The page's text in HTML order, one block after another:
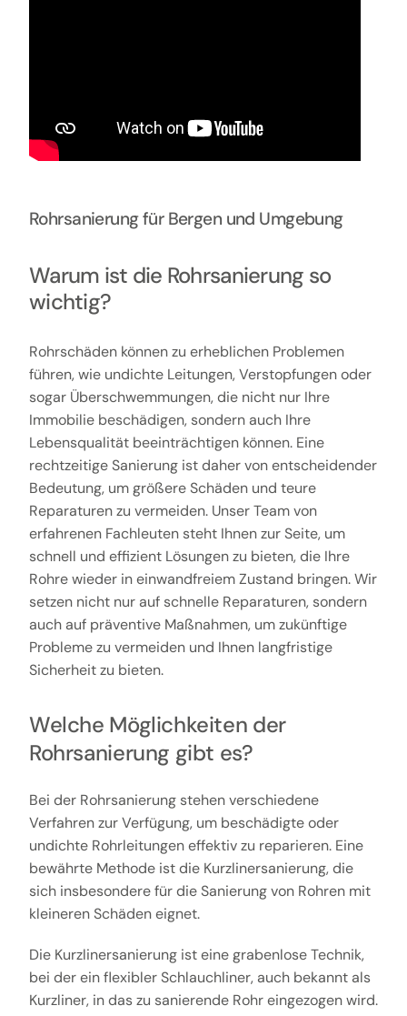
Rohrsanierung für Bergen und Umgebung
Warum ist die Rohrsanierung so
wichtig?
Rohrschäden können zu erheblichen Problemen
führen, wie undichte Leitungen, Verstopfungen oder
sogar Überschwemmungen, die nicht nur Ihre
Immobilie beschädigen, sondern auch Ihre
Lebensqualität beeinträchtigen können. Eine
rechtzeitige Sanierung ist daher von entscheidender
Bedeutung, um größere Schäden und teure
Reparaturen zu vermeiden. Unser Team von
erfahrenen Fachleuten steht Ihnen zur Seite, um
schnell und effizient Lösungen zu bieten, die Ihre
Rohre wieder in einwandfreiem Zustand bringen. Wir
setzen nicht nur auf schnelle Reparaturen, sondern
auch auf präventive Maßnahmen, um zukünftige
Probleme zu vermeiden und Ihnen langfristige
Sicherheit zu bieten.
Welche Möglichkeiten der
Rohrsanierung gibt es?
Bei der Rohrsanierung stehen verschiedene
Verfahren zur Verfügung, um beschädigte oder
undichte Rohrleitungen effektiv zu reparieren. Eine
bewährte Methode ist die Kurzlinersanierung, die
sich insbesondere für die Sanierung von Rohren mit
kleineren Schäden eignet.
Die Kurzlinersanierung ist eine grabenlose Technik,
bei der ein flexibler Schlauchliner, auch bekannt als
Kurzliner, in das zu sanierende Rohr eingezogen wird.